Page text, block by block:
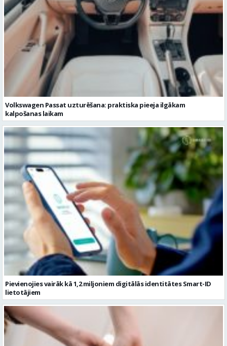
Volkswagen Passat uzturēšana: praktiska pieeja ilgākam
kalpošanas laikam
Pievienojies vairāk kā 1,2 miljoniem digitālās identitātes Smart-ID
lietotājiem